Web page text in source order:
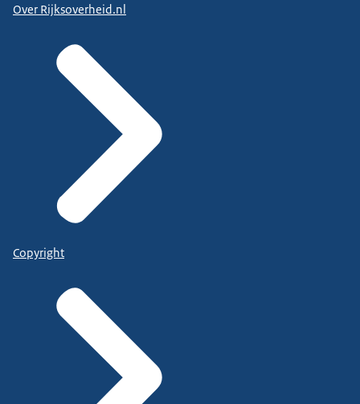
Over Rijksoverheid.nl
Copyright